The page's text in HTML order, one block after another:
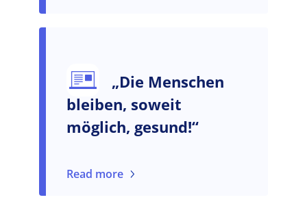
„Die Menschen
bleiben, soweit
möglich, gesund!“
Read more